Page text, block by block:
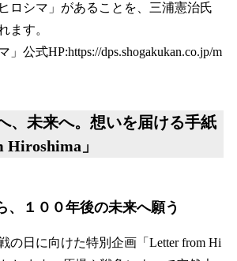
ロシマ」があることを、三浦憲治氏
ます。
」公式HP:https://dps.shogakukan.co.jp/m
未来へ。想いを届ける手紙
」
、１００年後の未来へ願う
の日に向けた特別企画「Letter from Hi